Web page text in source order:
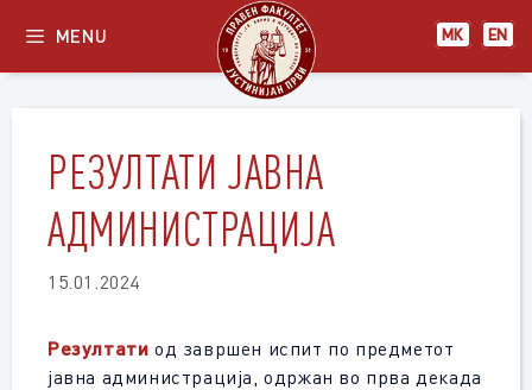
content
МК EN
MENU
РЕЗУЛТАТИ ЈАВНА
АДМИНИСТРАЦИЈА
15.01.2024
Резултати од завршен испит по предметот
јавна администрација, одржан во прва декада